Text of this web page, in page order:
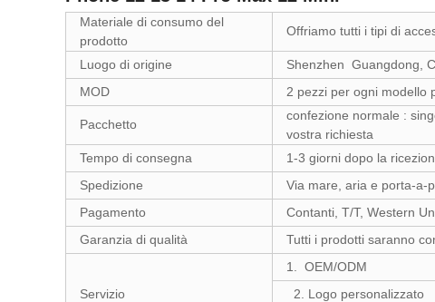
Materiale di consumo del
prodotto
Offriamo tutti i tipi di
Luogo di origine
Shenzhen Guangdong,
MOD
2 pezzi per ogni modello
Pacchetto
confezione normale :
vostra richiesta
Tempo di consegna
1-3 giorni dopo la
Spedizione
Via mare, aria e porta-a-
Pagamento
Contanti, T/T, Western
Garanzia di qualità
Tutti i prodotti saranno
Servizio
1. OEM/ODM
2. Logo personalizzato